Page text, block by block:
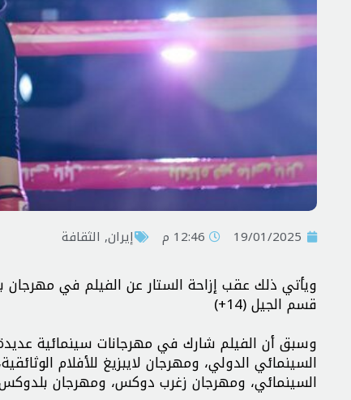
19/01/2025 12:46 م إيران, الثقافة
ویأتي ذلك عقب إزاحة الستار عن الفیلم في مهرجان
قسم الجيل (14+)
وسبق أن الفیلم شارك في مهرجانات سینمائية
السينمائي الدولي، ومهرجان لايبزيغ للأفلام
السينمائي، ومهرجان زغرب دوكس، ومهرجان